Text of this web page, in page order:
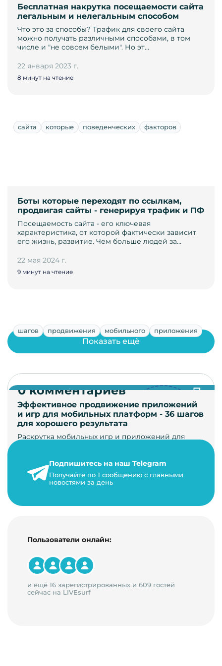
Бесплатная накрутка посещаемости сайта
легальным и нелегальным способом
Что это за способы? Трафик для своего сайта
можно получать различными способами, в том
числе и "не совсем белыми". Но эт…
22 января 2023 г.
8 минут на чтение
сайта которые поведенческих факторов
Боты которые переходят по ссылкам,
продвигая сайты - генерируя трафик и ПФ
Посещаемость сайта - его ключевая
характеристика, от которой фактически зависит
его жизнь, развитие. Чем больше людей за…
22 мая 2024 г.
9 минут на чтение
шагов продвижения мобильного приложения
Эффективное продвижение приложений
и игр для мобильных платформ - 36 шагов
для хорошего результата
Раскрутка мобильных игр и приложений для
24 января 2021 г.
14 минут на чтение
Показать ещё
0 комментариев
Подпишитесь на наш Telegram
Получайте по 1 сообщению с главными
новостями за день
Пользователи онлайн:
и ещё 16 зарегистрированных и 609 гостей
сейчас на LIVEsurf